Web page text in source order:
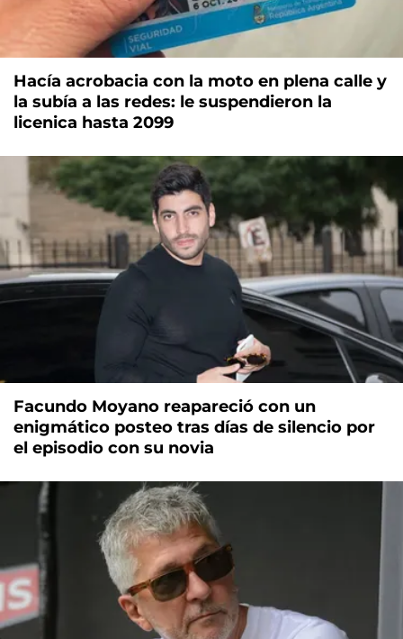
Hacía acrobacia con la moto en plena calle y
la subía a las redes: le suspendieron la
licenica hasta 2099
Facundo Moyano reapareció con un
enigmático posteo tras días de silencio por
el episodio con su novia